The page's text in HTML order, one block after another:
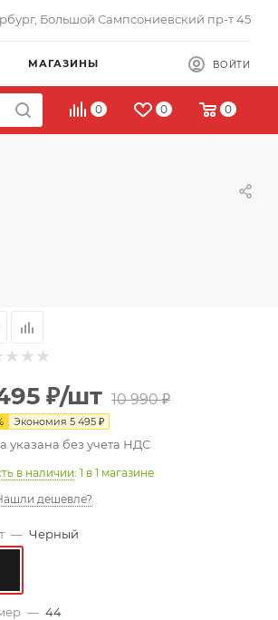
Большой Сампсониевский пр-т 45
МАГАЗИНЫ ВОЙТИ
0 0 0
₽/шт 10 990₽
Экономия 5 495 ₽
указана без учета НДС
в наличии: 1 в 1 магазине
дешевле?
— Черный
— 44